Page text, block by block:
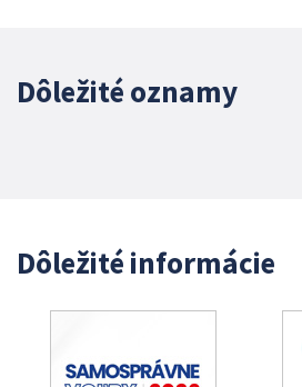
Dôležité oznamy
Dôležité informácie